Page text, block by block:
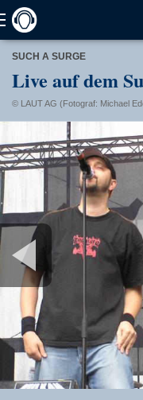
SUCH A SURGE
Live auf dem
© LAUT AG (Fotograf: Michael